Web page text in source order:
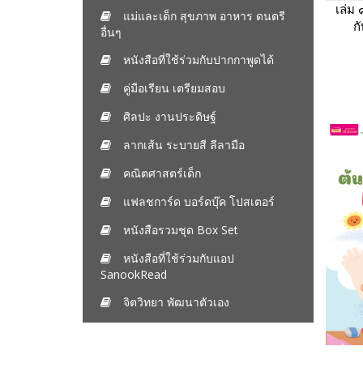
แม่และเด็ก สุขภาพ อาหาร ดนตรี
อื่นๆ
หนังสือที่ใช้ร่วมกับปากกาพูดได้
คู่มือเรียน เตรียมสอบ
ศิลปะ งานประดิษฐ์
ลากเส้น ระบายสี ลีลามือ
คณิตศาสตร์เด็ก
แฟลชการ์ด บอร์ดบุ๊ค โปสเตอร์
หนังสือรวมชุด Box Set
หนังสือที่ใช้ร่วมกับแอป
SanookRead
จิตวิทยา พัฒนาตัวเอง
เล่ม